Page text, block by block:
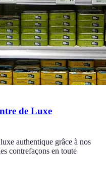
de Luxe
authentique grâce à nos
contrefaçons en toute